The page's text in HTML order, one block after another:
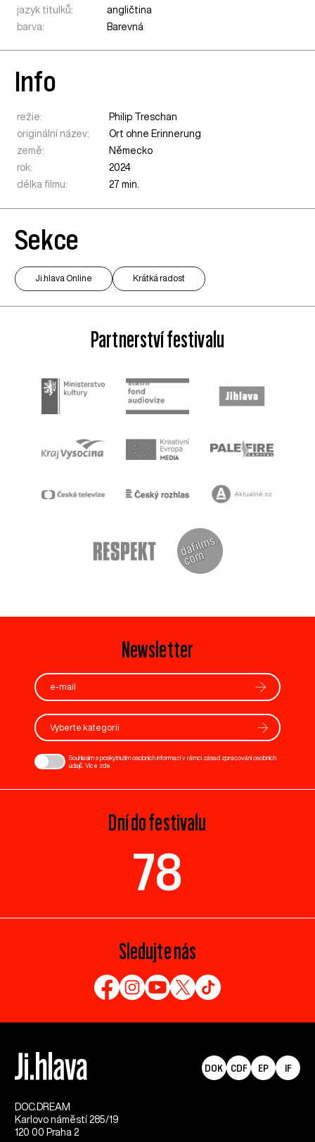
jazyk titulků:
angličtina
barva:
Barevná
Info
režie:
Philip Treschan
originální název:
Ort ohne Erinnerung
země:
Německo
rok:
2024
délka filmu:
27 min.
Sekce
Ji.hlava Online Krátká radost
Partnerství festivalu
Newsletter
Vyberte kategorii
Souhlasím s poskytnutím osobních informací v rámci zásad zpracování osobních
údajů. Více zde
Dní do festivalu
78
Sledujte nás
DOC.DREAM​
Karlovo náměstí 285/19
120 00 Praha 2
DOK CDF EP IF